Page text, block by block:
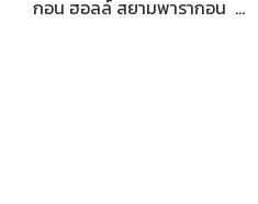
กอน ฮอลล์ สยามพารากอน ...